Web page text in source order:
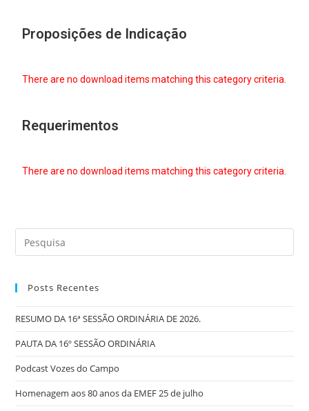
Proposições de Indicação
There are no download items matching this category criteria.
Requerimentos
There are no download items matching this category criteria.
Posts Recentes
RESUMO DA 16ª SESSÃO ORDINÁRIA DE 2026.
PAUTA DA 16º SESSÃO ORDINÁRIA
Podcast Vozes do Campo
Homenagem aos 80 anos da EMEF 25 de julho